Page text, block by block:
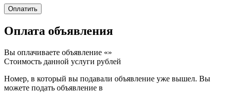
Оплата объявления
Вы оплачиваете объявление «»
Стоимость данной услуги рублей
Номер, в который вы подавали объявление уже вышел. Вы
можете подать объявление в